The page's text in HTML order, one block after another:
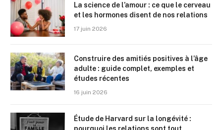
La science de l’amour : ce que le cerveau
et les hormones disent de nos relations
17 juin 2026
Construire des amitiés positives à l’âge
adulte : guide complet, exemples et
études récentes
16 juin 2026
Étude de Harvard sur la longévité :
pourquoi les relations sont tout